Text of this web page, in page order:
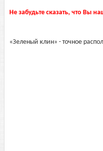
Не забудьте сказать, что Вы
«Зеленый клин» - точное